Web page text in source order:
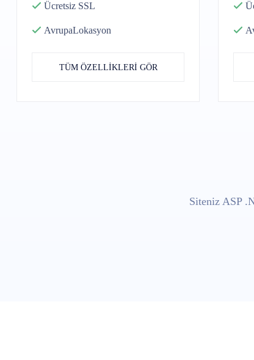
Ücretsiz SSL
AvrupaLokasyon
TÜM ÖZELLİKLERİ GÖR
Siteniz ASP